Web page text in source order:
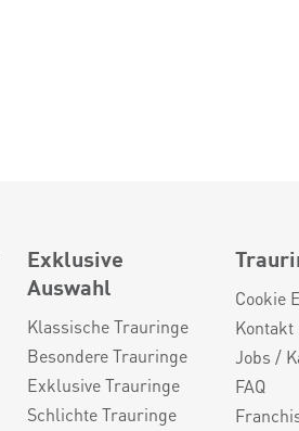
Exklusive
Auswahl
Klassische Trauringe
Besondere Trauringe
Exklusive Trauringe
Schlichte Trauringe
Cookie
Kontakt
Jobs /
FAQ